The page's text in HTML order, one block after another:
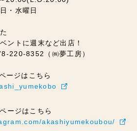
・水曜日
ントに週末など出店！
220-8352（㈱夢工房）
ージはこちら
ージはこちら
akashiyumekoubou/